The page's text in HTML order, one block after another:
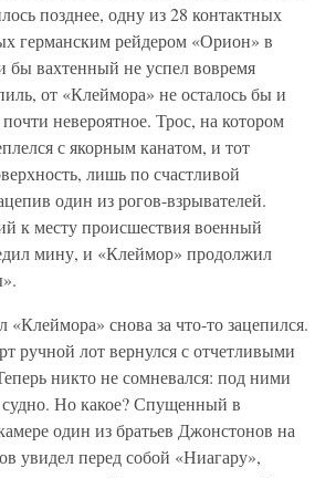
позднее, одну из 28 контактных
германским рейдером «Орион» в
бы вахтенный не успел вовремя
от «Клеймора» не осталось бы и
невероятное. Трос, на котором
с якорным канатом, и тот
лишь по счастливой
один из рогов-взрывателей.
к месту происшествия военный
мину, и «Клеймор» продолжил
«Клеймора» снова за что-то зацепился.
ручной лот вернулся с отчетливыми
никто не сомневался: под ними
Но какое? Спущенный в
один из братьев Джонстонов на
увидел перед собой «Ниагару»,